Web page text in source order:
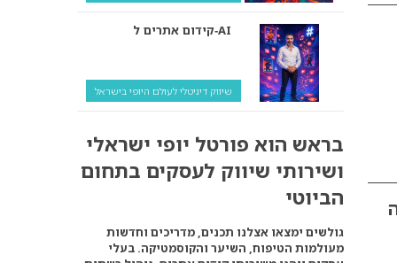
קידום אתרים ל‑AI
שיווק דיגיטלי לעולם היופי בישראל
ולמה העסק שלך צריך
להתאים את עצמו אליהם?
קידום ל‑AI לעומת קידום
רגיל: איפה הכסף נמצא
באמת?
בראש הוא פורטל יופי ישראלי
ושירותי שיווק לעסקים בתחום
הביוטי
גולשים ימצאו אצלנו תכנים, מדריכים וחדשות
מעולמות הטיפוח, השיער והקוסמטיקה. בעלי